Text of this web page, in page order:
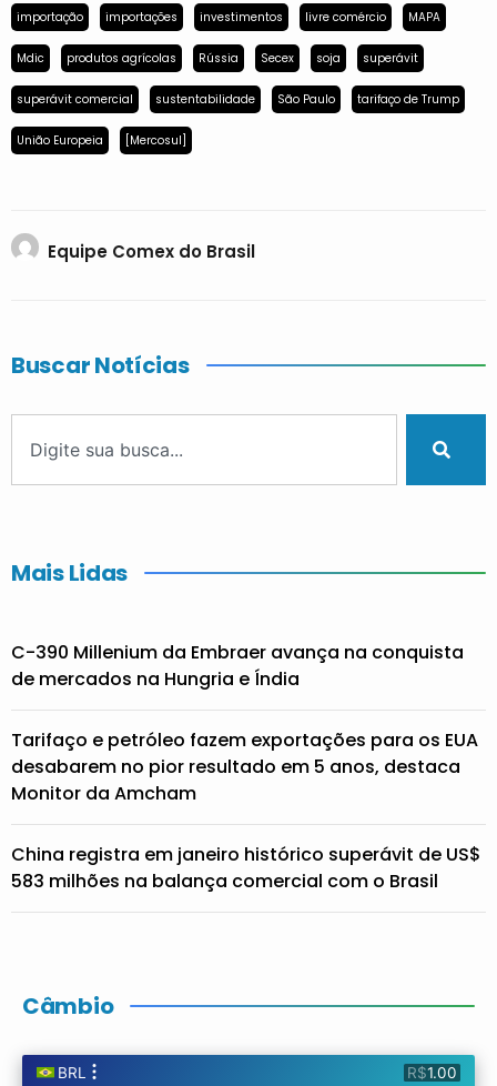
importação importações investimentos livre comércio MAPA
Mdic produtos agrícolas Rússia Secex soja superávit
superávit comercial sustentabilidade São Paulo tarifaço de Trump
União Europeia [Mercosul]
Equipe Comex do Brasil
Buscar Notícias
Mais Lidas
C-390 Millenium da Embraer avança na conquista
de mercados na Hungria e Índia
Tarifaço e petróleo fazem exportações para os EUA
desabarem no pior resultado em 5 anos, destaca
Monitor da Amcham
China registra em janeiro histórico superávit de US$
583 milhões na balança comercial com o Brasil
Câmbio